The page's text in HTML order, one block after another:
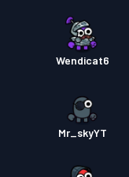
Wendicat6
Mr_skyYT